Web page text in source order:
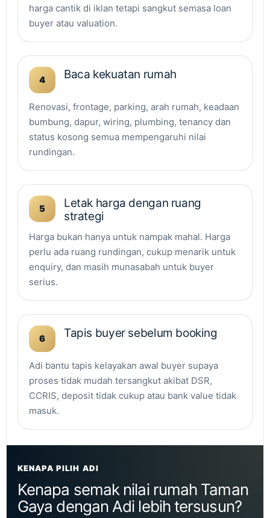
harga cantik di iklan tetapi sangkut semasa loan
buyer atau valuation.
4 Baca kekuatan rumah
Renovasi, frontage, parking, arah rumah, keadaan
bumbung, dapur, wiring, plumbing, tenancy dan
status kosong semua mempengaruhi nilai
rundingan.
5
Letak harga dengan ruang
strategi
Harga bukan hanya untuk nampak mahal. Harga
perlu ada ruang rundingan, cukup menarik untuk
enquiry, dan masih munasabah untuk buyer
serius.
6 Tapis buyer sebelum booking
Adi bantu tapis kelayakan awal buyer supaya
proses tidak mudah tersangkut akibat DSR,
CCRIS, deposit tidak cukup atau bank value tidak
masuk.
KENAPA PILIH ADI
Kenapa semak nilai rumah Taman
Gaya dengan Adi lebih tersusun?